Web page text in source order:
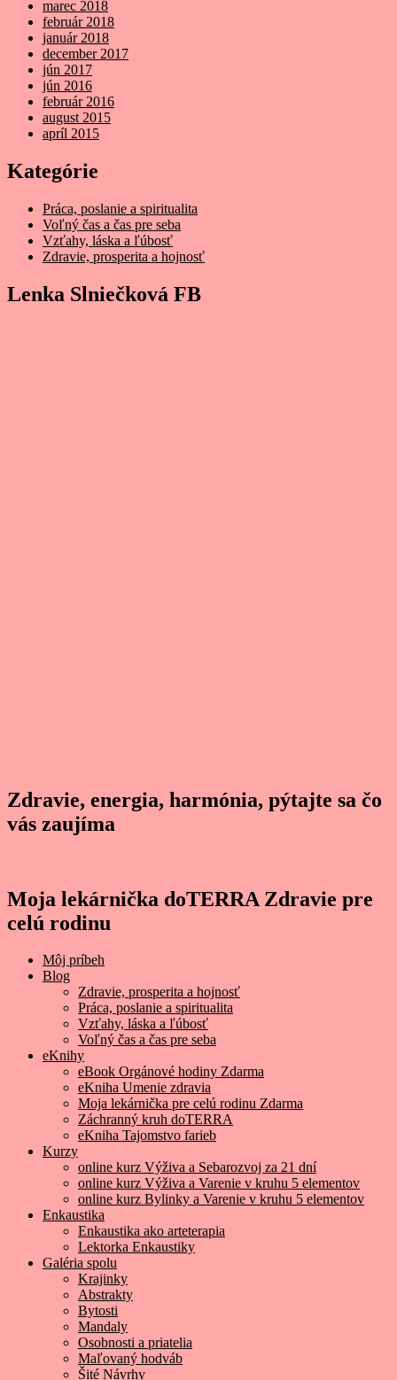
marec 2018
február 2018
január 2018
december 2017
jún 2017
jún 2016
február 2016
august 2015
apríl 2015
Kategórie
Práca, poslanie a spiritualita
Voľný čas a čas pre seba
Vzťahy, láska a ľúbosť
Zdravie, prosperita a hojnosť
Lenka Slniečková FB
Zdravie, energia, harmónia, pýtajte sa čo
vás zaujíma
Moja lekárnička doTERRA Zdravie pre
celú rodinu
Môj príbeh
Blog
Zdravie, prosperita a hojnosť
Práca, poslanie a spiritualita
Vzťahy, láska a ľúbosť
Voľný čas a čas pre seba
eKnihy
eBook Orgánové hodiny Zdarma
eKniha Umenie zdravia
Moja lekárnička pre celú rodinu Zdarma
Záchranný kruh doTERRA
eKniha Tajomstvo farieb
Kurzy
online kurz Výživa a Sebarozvoj za 21 dní
online kurz Výživa a Varenie v kruhu 5 elementov
online kurz Bylinky a Varenie v kruhu 5 elementov
Enkaustika
Enkaustika ako arteterapia
Lektorka Enkaustiky
Galéria spolu
Krajinky
Abstrakty
Bytosti
Mandaly
Osobnosti a priatelia
Maľovaný hodváb
Šité Návrhy